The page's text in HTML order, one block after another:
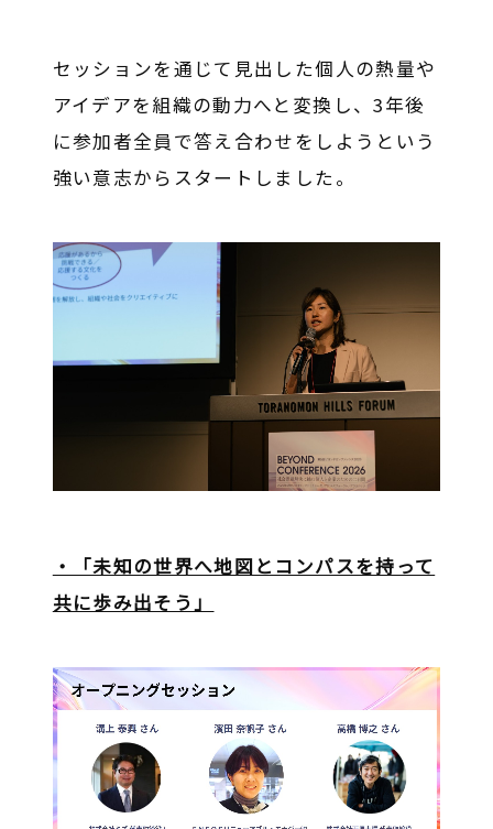
セッションを通じて見出した個人の熱量や
アイデアを組織の動力へと変換し、3年後
に参加者全員で答え合わせをしようという
強い意志からスタートしました。
・「未知の世界へ地図とコンパスを持って
共に歩み出そう」